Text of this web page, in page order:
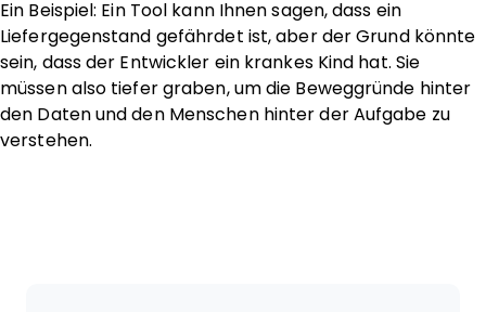
Ein Beispiel: Ein Tool kann Ihnen sagen, dass ein
Liefergegenstand gefährdet ist, aber der Grund könnte
sein, dass der Entwickler ein krankes Kind hat. Sie
müssen also tiefer graben, um die Beweggründe hinter
den Daten und den Menschen hinter der Aufgabe zu
verstehen.